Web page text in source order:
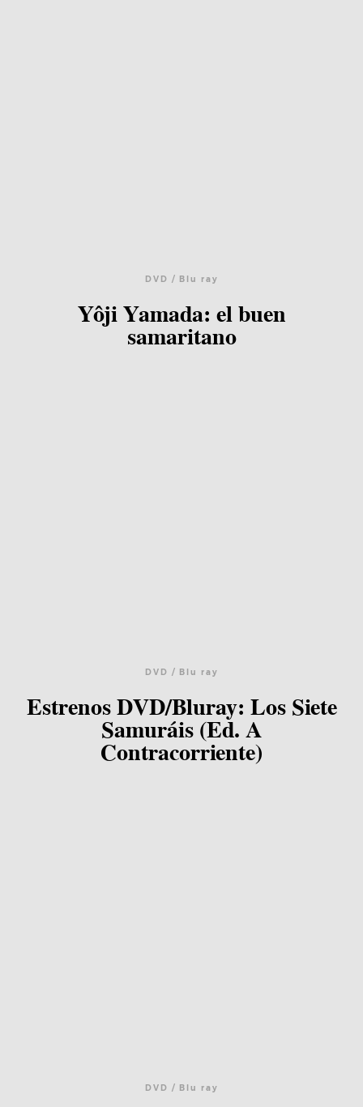
DVD / Blu ray
Yôji Yamada: el buen
samaritano
DVD / Blu ray
Estrenos DVD/Bluray: Los Siete
Samuráis (Ed. A
Contracorriente)
DVD / Blu ray